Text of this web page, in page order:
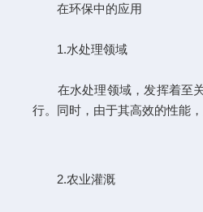
在环保中的应用
1.水处理领域
在水处理领域，发挥着至关
行。同时，由于其高效的性能
2.农业灌溉